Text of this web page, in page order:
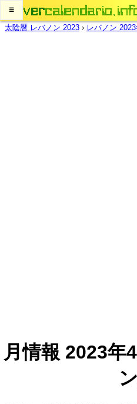
≡
太陰暦 レバノン 2023 › レバノン 2023
月情報 2023年